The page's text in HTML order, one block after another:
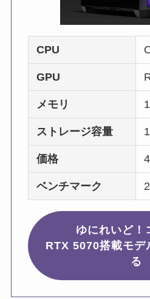
CPU
GPU
メモリ
ストレージ容量
価格
ベンチマーク
ゆにれいど！
RTX 5070搭載モデ
る